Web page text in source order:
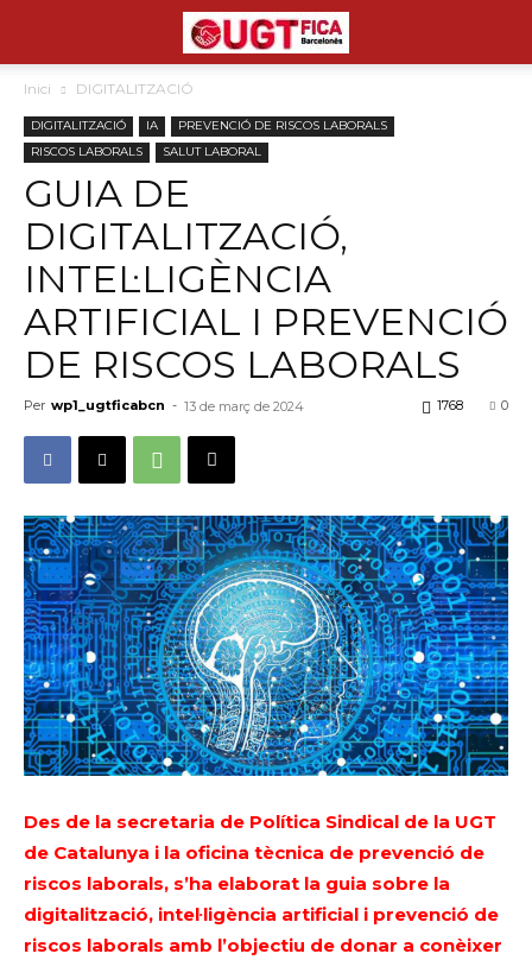
Inici DIGITALITZACIÓ
DIGITALITZACIÓ IA
PREVENCIÓ DE RISCOS LABORALS
RISCOS LABORALS
SALUT LABORAL
GUIA DE
DIGITALITZACIÓ,
INTEL·LIGÈNCIA
ARTIFICIAL I PREVENCIÓ
DE RISCOS LABORALS
Per wp1_ugtficabcn - 13 de març de 2024 0
1768
Des de la secretaria de Política Sindical de la UGT
de Catalunya i la oficina tècnica de prevenció de
riscos laborals, s’ha elaborat la guia sobre la
digitalització, intel·ligència artificial i prevenció de
riscos laborals amb l’objectiu de donar a conèixer